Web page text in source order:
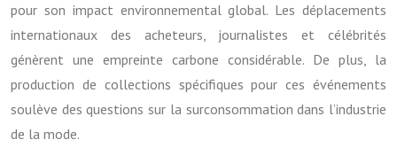
pour son impact environnemental global. Les déplacements
internationaux des acheteurs, journalistes et célébrités
génèrent une empreinte carbone considérable. De plus, la
production de collections spécifiques pour ces événements
soulève des questions sur la surconsommation dans l’industrie
de la mode.